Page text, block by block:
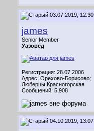
03.07.2019, 12:30
james
Senior Member
Уазовед
Регистрация: 28.07.2006
Адрес: Орехово-Борисово;
Люберцы Красногорская
Сообщений: 5,908
04.10.2019, 13:07